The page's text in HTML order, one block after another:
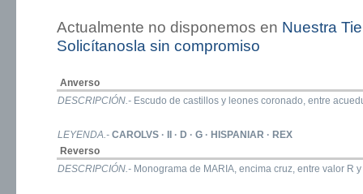
Actualmente no disponemos en Nuestra
Solicítanosla sin compromiso
Anverso
DESCRIPCIÓN.- Escudo de castillos y leones coronado, entre
LEYENDA.- CAROLVS · II · D · G · HISPANIAR · REX
Reverso
DESCRIPCIÓN.- Monograma de MARIA, encima cruz, entre valor R y